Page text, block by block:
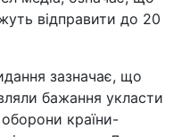
відправити до 20
зазначає, що
бажання укласти
країни-